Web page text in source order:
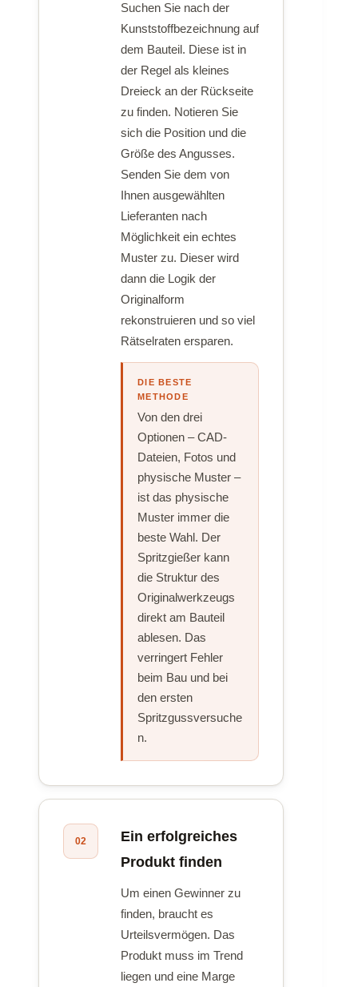
Suchen Sie nach der
Kunststoffbezeichnung auf
dem Bauteil. Diese ist in
der Regel als kleines
Dreieck an der Rückseite
zu finden. Notieren Sie
sich die Position und die
Größe des Angusses.
Senden Sie dem von
Ihnen ausgewählten
Lieferanten nach
Möglichkeit ein echtes
Muster zu. Dieser wird
dann die Logik der
Originalform
rekonstruieren und so viel
Rätselraten ersparen.
DIE BESTE
METHODE
Von den drei
Optionen – CAD-
Dateien, Fotos und
physische Muster –
ist das physische
Muster immer die
beste Wahl. Der
Spritzgießer kann
die Struktur des
Originalwerkzeugs
direkt am Bauteil
ablesen. Das
verringert Fehler
beim Bau und bei
den ersten
Spritzgussversuche
n.
02
Ein erfolgreiches
Produkt finden
Um einen Gewinner zu
finden, braucht es
Urteilsvermögen. Das
Produkt muss im Trend
liegen und eine Marge